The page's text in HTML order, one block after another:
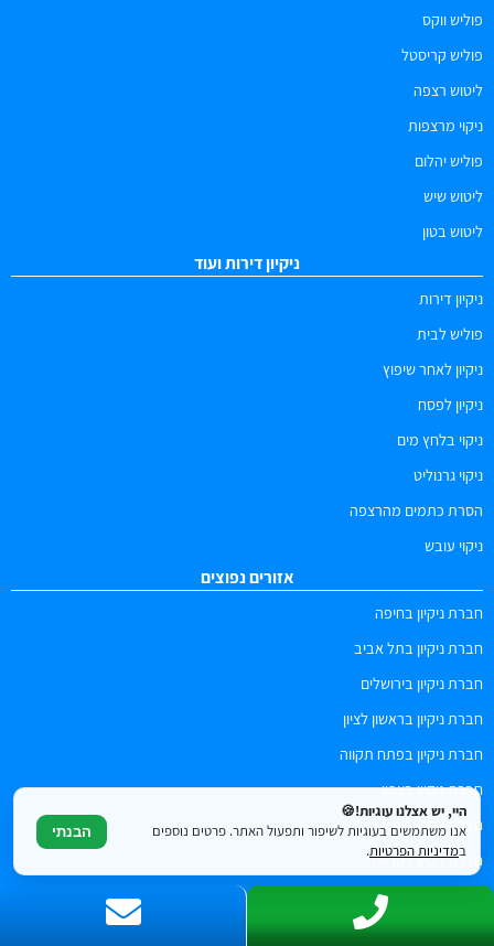
פוליש ווקס
פוליש קריסטל
ליטוש רצפה
ניקוי מרצפות
פוליש יהלום
ליטוש שיש
ליטוש בטון
ניקיון דירות ועוד
ניקיון דירות
פוליש לבית
ניקיון לאחר שיפוץ
ניקיון לפסח
ניקוי בלחץ מים
ניקוי גרנוליט
הסרת כתמים מהרצפה
ניקוי עובש
אזורים נפוצים
חברת ניקיון בחיפה
חברת ניקיון בתל אביב
חברת ניקיון בירושלים
חברת ניקיון בראשון לציון
חברת ניקיון בפתח תקווה
חברת ניקיון בצפון
חברת ניקיון באשדוד
חברת ניקיון בקריות
חברת ניקיון בנתניה
חברת ניקיון במרכז
היי, יש אצלנו עוגיות!🍪
אנו משתמשים בעוגיות לשיפור ותפעול האתר. פרטים נוספים
במדיניות הפרטיות.
הבנתי